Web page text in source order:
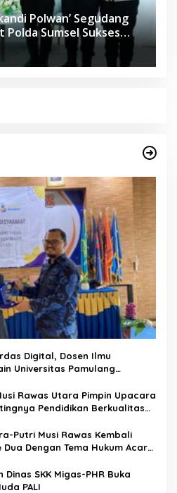
Polwan’ Segudang
Sumsel Sukses
Cup II 2024
Digital, Dosen Ilmu
Universitas Pamulang
Jawilan
Rawas Utara Pimpin Upacara
Pendidikan Berkualitas
Putri Musi Rawas Kembali
Dengan Tema Hukum Acara
SKK Migas-PHR Buka
PALI